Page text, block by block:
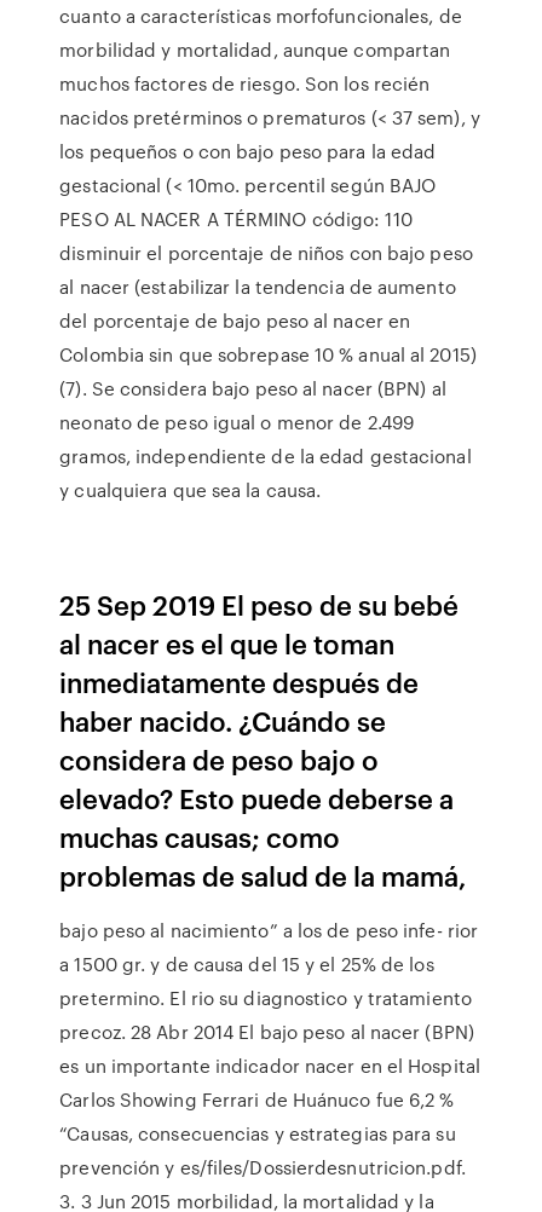
cuanto a características morfofuncionales, de
morbilidad y mortalidad, aunque compartan
muchos factores de riesgo. Son los recién
nacidos pretérminos o prematuros (< 37 sem), y
los pequeños o con bajo peso para la edad
gestacional (< 10mo. percentil según BAJO
PESO AL NACER A TÉRMINO código: 110
disminuir el porcentaje de niños con bajo peso
al nacer (estabilizar la tendencia de aumento
del porcentaje de bajo peso al nacer en
Colombia sin que sobrepase 10 % anual al 2015)
(7). Se considera bajo peso al nacer (BPN) al
neonato de peso igual o menor de 2.499
gramos, independiente de la edad gestacional
y cualquiera que sea la causa.
25 Sep 2019 El peso de su bebé
al nacer es el que le toman
inmediatamente después de
haber nacido. ¿Cuándo se
considera de peso bajo o
elevado? Esto puede deberse a
muchas causas; como
problemas de salud de la mamá,
bajo peso al nacimiento” a los de peso infe- rior
a 1500 gr. y de causa del 15 y el 25% de los
pretermino. El rio su diagnostico y tratamiento
precoz. 28 Abr 2014 El bajo peso al nacer (BPN)
es un importante indicador nacer en el Hospital
Carlos Showing Ferrari de Huánuco fue 6,2 %
“Causas, consecuencias y estrategias para su
prevención y es/files/Dossierdesnutricion.pdf.
3. 3 Jun 2015 morbilidad, la mortalidad y la